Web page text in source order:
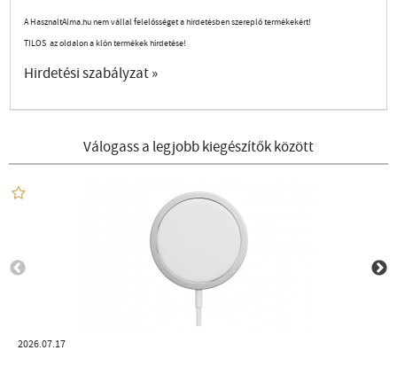
A HasznaltAlma.hu nem vállal felelősséget a hirdetésben szereplő termékekért!
TILOS az oldalon a klón termékek hirdetése!
Hirdetési szabályzat »
Válogass a legjobb kiegészítők között
2026.07.17